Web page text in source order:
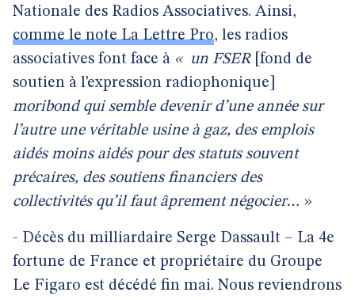
Nationale des Radios Associatives. Ainsi,
comme le note La Lettre Pro, les radios
associatives font face à « un FSER [fond de
soutien à l’expression radiophonique]
moribond qui semble devenir d’une année sur
l’autre une véritable usine à gaz, des emplois
aidés moins aidés pour des statuts souvent
précaires, des soutiens financiers des
collectivités qu’il faut âprement négocier… »
- Décès du milliardaire Serge Dassault – La 4e
fortune de France et propriétaire du Groupe
Le Figaro est décédé fin mai. Nous reviendrons